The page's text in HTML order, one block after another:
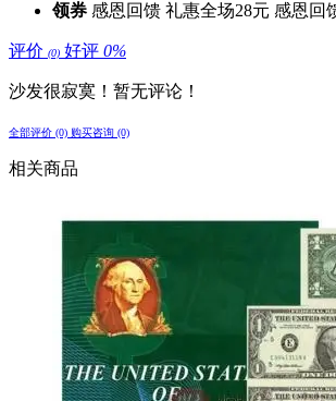
领券 感恩回馈 礼惠全场28元 感恩回
评价 (0) 好评 0%
沙发很寂寞！暂无评论！
全部评价 (0) 购买咨询 (0)
相关商品